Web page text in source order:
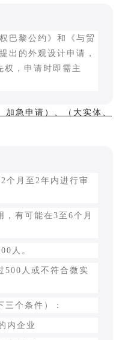
巴黎公约》和《与贸
出的外观设计申请，
权，申请时即需主
加急申请）、（大实体、
个月至2年内进行审
，有可能在3至6个月
人。
500人或不符合微实
个条件）：
内企业